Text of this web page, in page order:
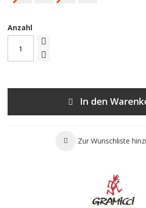
Anzahl
In den
Zur Wunschliste